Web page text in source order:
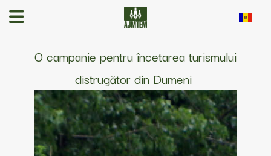
O campanie pentru încetarea turismului
distrugător din Dumeni